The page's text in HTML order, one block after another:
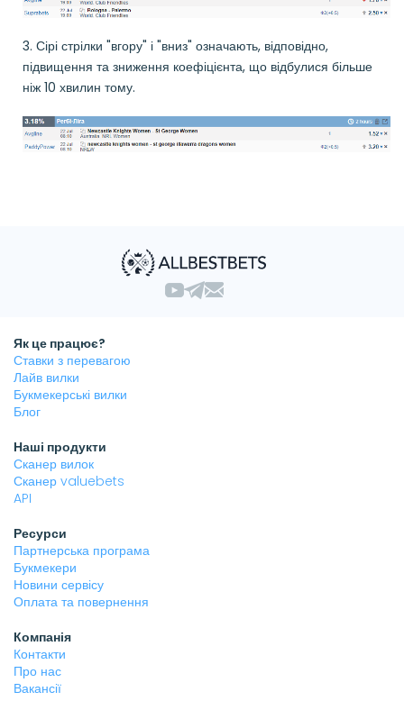
3. Сірі стрілки "вгору" і "вниз" означають, відповідно,
підвищення та зниження коефіцієнта, що відбулися більше
ніж 10 хвилин тому.
Як це працює?
Ставки з перевагою
Лайв вилки
Букмекерські вилки
Блог
Наші продукти
Сканер вилок
Сканер valuebets
API
Ресурси
Партнерська програма
Букмекери
Новини сервісу
Оплата та повернення
Компанія
Контакти
Про нас
Вакансії